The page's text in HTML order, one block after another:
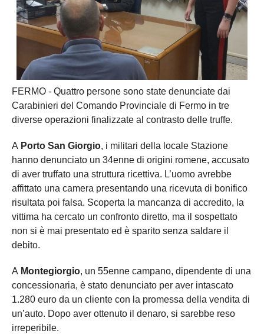
FERMO - Quattro persone sono state denunciate dai
Carabinieri del Comando Provinciale di Fermo in tre
diverse operazioni finalizzate al contrasto delle truffe.
A Porto San Giorgio, i militari della locale Stazione
hanno denunciato un 34enne di origini romene, accusato
di aver truffato una struttura ricettiva. L’uomo avrebbe
affittato una camera presentando una ricevuta di bonifico
risultata poi falsa. Scoperta la mancanza di accredito, la
vittima ha cercato un confronto diretto, ma il sospettato
non si è mai presentato ed è sparito senza saldare il
debito.
A Montegiorgio, un 55enne campano, dipendente di una
concessionaria, è stato denunciato per aver intascato
1.280 euro da un cliente con la promessa della vendita di
un’auto. Dopo aver ottenuto il denaro, si sarebbe reso
irreperibile.